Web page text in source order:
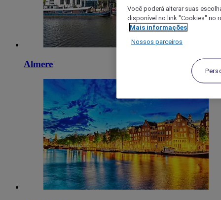
Almere
Você poderá alterar suas
disponível no link "Cookies" no
Mais informações
Nossos parceiros